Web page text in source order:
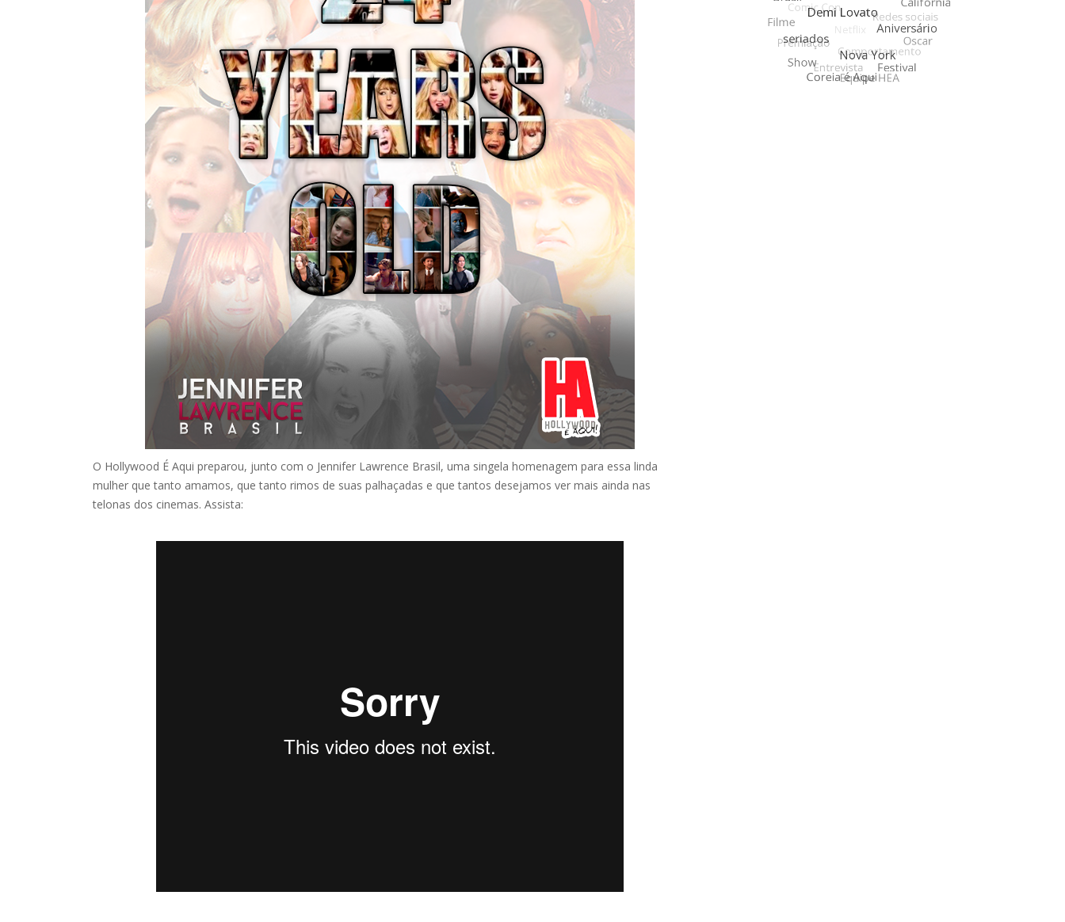
O Hollywood É Aqui preparou, junto com o Jennifer Lawrence Brasil, uma singela homenagem para essa linda
mulher que tanto amamos, que tanto rimos de suas palhaçadas e que tantos desejamos ver mais ainda nas
telonas dos cinemas. Assista: